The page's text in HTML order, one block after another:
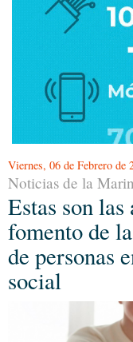
Viernes, 06 de Febrero de
Noticias de la
Estas son las
fomento de
de personas
social